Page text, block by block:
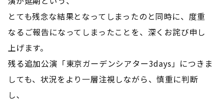
とても残念な結果となってしまったのと同時に、度重
なるご報告になってしまったことを、深くお詫び申し
上げます。
残る追加公演「東京ガーデンシアター3days」につきま
しても、状況をより一層注視しながら、慎重に判断
し、